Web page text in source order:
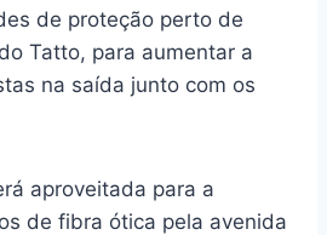
de proteção perto de
Tatto, para aumentar a
na saída junto com os
aproveitada para a
de fibra ótica pela avenida